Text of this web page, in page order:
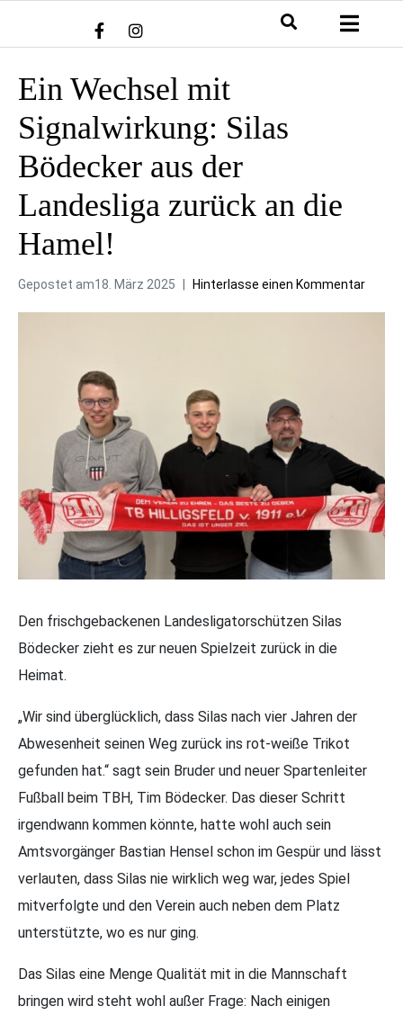
Ein Wechsel mit
Signalwirkung: Silas
Bödecker aus der
Landesliga zurück an die
Hamel!
Gepostet am18. März 2025 Hinterlasse einen Kommentar
Den frischgebackenen Landesligatorschützen Silas
Bödecker zieht es zur neuen Spielzeit zurück in die
Heimat.
„Wir sind überglücklich, dass Silas nach vier Jahren der
Abwesenheit seinen Weg zurück ins rot-weiße Trikot
gefunden hat.“ sagt sein Bruder und neuer Spartenleiter
Fußball beim TBH, Tim Bödecker. Das dieser Schritt
irgendwann kommen könnte, hatte wohl auch sein
Amtsvorgänger Bastian Hensel schon im Gespür und lässt
verlauten, dass Silas nie wirklich weg war, jedes Spiel
mitverfolgte und den Verein auch neben dem Platz
unterstützte, wo es nur ging.
Das Silas eine Menge Qualität mit in die Mannschaft
bringen wird steht wohl außer Frage: Nach einigen